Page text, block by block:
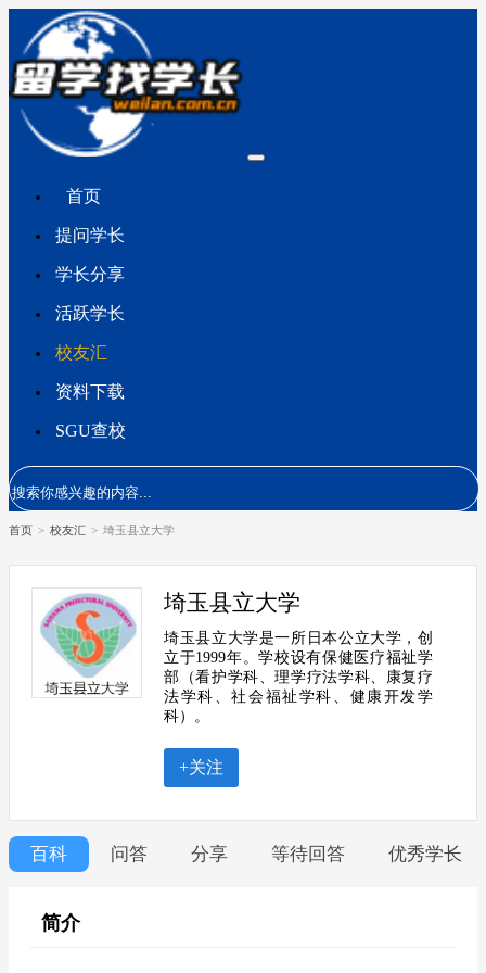
首页
提问学长
学长分享
活跃学长
校友汇
资料下载
SGU查校
首页 > 校友汇 > 埼玉县立大学
埼玉县立大学
埼玉县立大学是一所日本公立大学，创
立于1999年。学校设有保健医疗福祉学
部（看护学科、理学疗法学科、康复疗
法学科、社会福祉学科、健康开发学
科）。
+关注
百科 问答 分享 等待回答 优秀学长
简介